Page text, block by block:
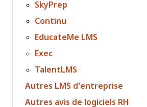
SkyPrep
Continu
EducateMe LMS
Exec
TalentLMS
Autres LMS d’entreprise
Autres avis de logiciels RH